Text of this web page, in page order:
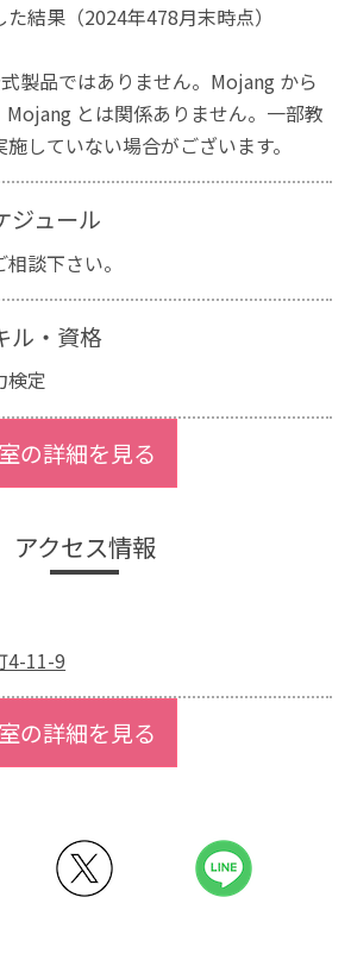
結果（2024年478月末時点）
製品ではありません。Mojang から
とは関係ありません。一部教
していない場合がございます。
ジュール
談下さい。
ル・資格
検定
の詳細を見る
アクセス情報
4-11-9
の詳細を見る